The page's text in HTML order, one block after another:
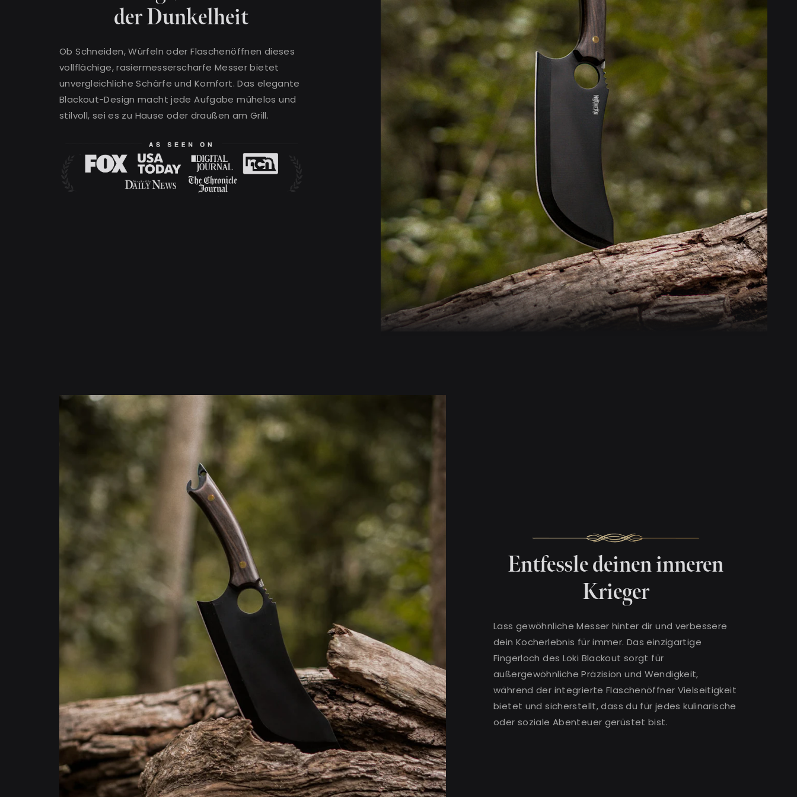
der Dunkelheit
Ob Schneiden, Würfeln oder Flaschenöffnen dieses
vollflächige, rasiermesserscharfe Messer bietet
unvergleichliche Schärfe und Komfort. Das elegante
Blackout-Design macht jede Aufgabe mühelos und
stilvoll, sei es zu Hause oder draußen am Grill.
Entfessle deinen inneren
Krieger
Lass gewöhnliche Messer hinter dir und verbessere
dein Kocherlebnis für immer. Das einzigartige
Fingerloch des Loki Blackout sorgt für
außergewöhnliche Präzision und Wendigkeit,
während der integrierte Flaschenöffner Vielseitigkeit
bietet und sicherstellt, dass du für jedes kulinarische
oder soziale Abenteuer gerüstet bist.